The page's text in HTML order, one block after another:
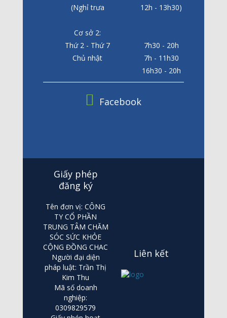
(Nghỉ trưa
12h - 13h30)
Cơ sở 2:
Thứ 2 - Thứ 7
7h30 - 20h
Chủ nhật
7h - 11h30
16h30 - 20h
Facebook
Giấy phép
đăng ký
Tên đơn vị: CÔNG
TY CỔ PHẦN
TRUNG TÂM CHĂM
SÓC SỨC KHỎE
CỘNG ĐỒNG CHAC
Người đại diện
pháp luật: Trần Thị
Kim Thu
Mã số doanh
nghiệp:
0309829579
Liên kết